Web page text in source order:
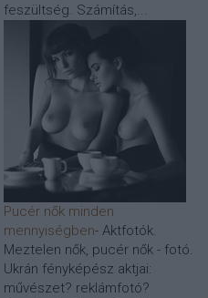
feszültség. Számítás,...
Pucér nők minden
mennyiségben- Aktfotók.
Meztelen nők, pucér nők - fotó.
Ukrán fényképész aktjai:
művészet? reklámfotó?